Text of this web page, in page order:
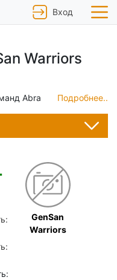
Вход
Warriors
Подробнее..
Abra
на
GenSan
Warriors